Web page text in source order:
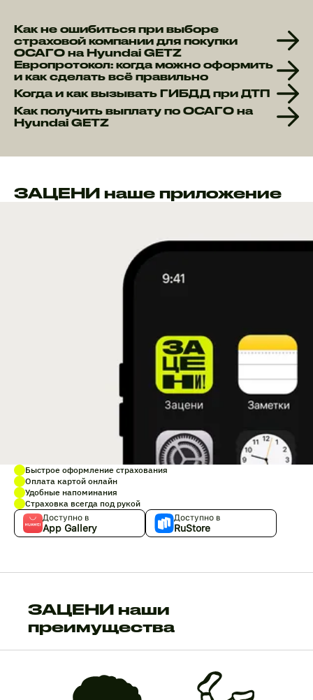
Как не ошибиться при выборе
страховой компании для покупки
ОСАГО на Hyundai GETZ
Европротокол: когда можно оформить
и как сделать всё правильно
Когда и как вызывать ГИБДД при ДТП
Как получить выплату по ОСАГО на
Hyundai GETZ
ЗАЦЕНИ наше приложение
Быстрое оформление страхования
Оплата картой онлайн
Удобные напоминания
Страховка всегда под рукой
Доступно в
App Gallery
Доступно в
RuStore
ЗАЦЕНИ наши
преимущества